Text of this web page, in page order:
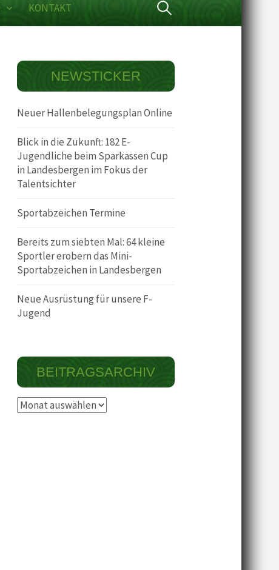
KONTAKT Suchen
NEWSTICKER
Neuer Hallenbelegungsplan Online
Blick in die Zukunft: 182 E-
Jugendliche beim Sparkassen Cup
in Landesbergen im Fokus der
Talentsichter
Sportabzeichen Termine
Bereits zum siebten Mal: 64 kleine
Sportler erobern das Mini-
Sportabzeichen in Landesbergen
Neue Ausrüstung für unsere F-
Jugend
BEITRAGSARCHIV
Beitragsarchiv